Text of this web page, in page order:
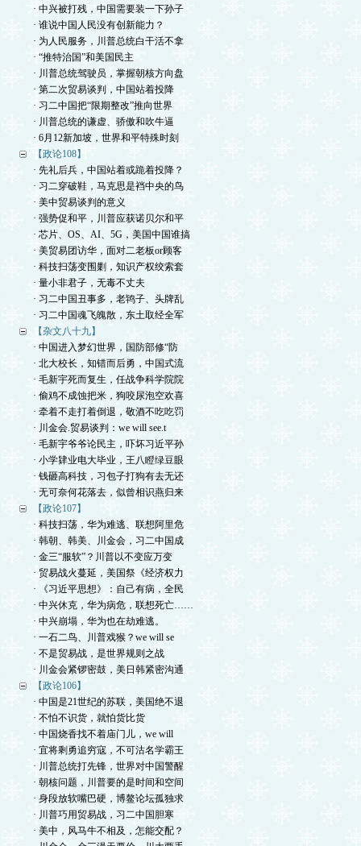
· 中兴被打残，中国需要装一下孙子
· 谁说中国人民没有创新能力？
· 为人民服务，川普总统白干活不拿
· “推特治国”和美国民主
· 川普总统驾驶员，掌握朝核方向盘
· 第二次贸易谈判，中国站着投降
· 习二中国把“限期整改”推向世界
· 川普总统的谦虚、骄傲和吹牛逼
· 6月12新加坡，世界和平特殊时刻
【政论108】
· 先礼后兵，中国站着或跪着投降？
· 习二穿破鞋，马克思是裆中央的鸟
· 美中贸易谈判的意义
· 强势促和平，川普应获诺贝尔和平
· 芯片、OS、AI、5G，美国中国谁搞
· 美贸易团访华，面对二老板or顾客
· 科技扫荡变围剿，知识产权绞索套
· 量小非君子，无毒不丈夫
· 习二中国丑事多，老鸨子、头牌乱
· 习二中国魂飞魄散，东土取经全军
【杂文八十九】
· 中国进入梦幻世界，国防部修“防
· 北大校长，知错而后勇，中国式流
· 毛新宇死而复生，任战争科学院院
· 偷鸡不成蚀把米，狗咬尿泡空欢喜
· 牵着不走打着倒退，敬酒不吃吃罚
· 川金会.贸易谈判：we will see.t
· 毛新宇爷爷论民主，吓坏习近平孙
· 小学肄业电大毕业，王八瞪绿豆眼
· 钱砸高科技，习包子打狗有去无还
· 无可奈何花落去，似曾相识燕归来
【政论107】
· 科技扫荡，华为难逃、联想阿里危
· 韩朝、韩美、川金会，习二中国成
· 金三“服软”？川普以不变应万变
· 贸易战火蔓延，美国祭《经济权力
· 《习近平思想》：自己有病，全民
· 中兴休克，华为病危，联想死亡……
· 中兴崩塌，华为也在劫难逃。
· 一石二鸟、川普戏猴？we will se
· 不是贸易战，是世界规则之战
· 川金会紧锣密鼓，美日韩紧密沟通
【政论106】
· 中国是21世纪的苏联，美国绝不退
· 不怕不识货，就怕货比货
· 中国烧香找不着庙门儿，we will
· 宜将剩勇追穷寇，不可沽名学霸王
· 川普总统打先锋，世界对中国警醒
· 朝核问题，川普要的是时间和空间
· 身段放软嘴巴硬，博鳌论坛孤独求
· 川普巧用贸易战，习二中国胆寒
· 美中，风马牛不相及，怎能交配？